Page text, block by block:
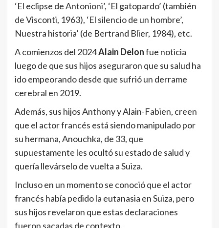
‘El eclipse de Antonioni’, ‘El gatopardo’ (también
de Visconti, 1963), ‘El silencio de un hombre’,
Nuestra historia’ (de Bertrand Blier, 1984), etc.
A comienzos del 2024Alain Delonfue noticia
luego de que sus hijos aseguraron que su salud ha
ido empeorando desde que sufrió un derrame
cerebral en 2019.
Además, sus hijos Anthony y Alain-Fabien, creen
que el actor francés está siendo manipulado por
su hermana, Anouchka, de 33, que
supuestamente les ocultó su estado de salud y
quería llevárselo de vuelta a Suiza.
Incluso en un momento se conoció que el actor
francés había pedido la eutanasia en Suiza, pero
sus hijos revelaron que estas declaraciones
fueron sacadas de contexto.